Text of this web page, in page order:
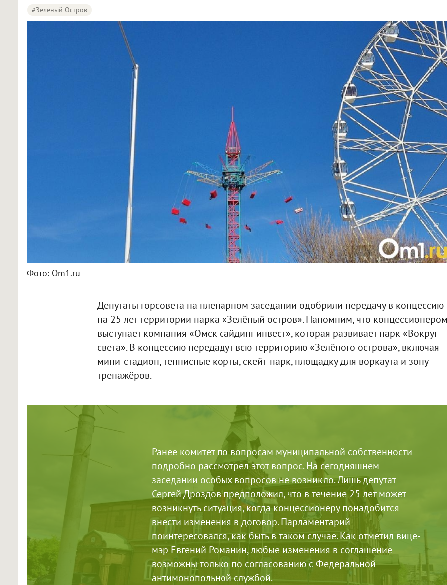
#Зеленый Остров
Фото: Om1.ru
Депутаты горсовета на пленарном заседании одобрили передачу в концессию
на 25 лет территории парка «Зелёный остров». Напомним, что концессионером
выступает компания «Омск сайдинг инвест», которая развивает парк «Вокруг
света». В концессию передадут всю территорию «Зелёного острова», включая
мини-стадион, теннисные корты, скейт-парк, площадку для воркаута и зону
тренажёров.
Ранее комитет по вопросам муниципальной собственности
подробно рассмотрел этот вопрос. На сегодняшнем
заседании особых вопросов не возникло. Лишь депутат
Сергей Дроздов предположил, что в течение 25 лет может
возникнуть ситуация, когда концессионеру понадобится
внести изменения в договор. Парламентарий
поинтересовался, как быть в таком случае. Как отметил вице-
мэр Евгений Романин, любые изменения в соглашение
возможны только по согласованию с Федеральной
антимонопольной службой.